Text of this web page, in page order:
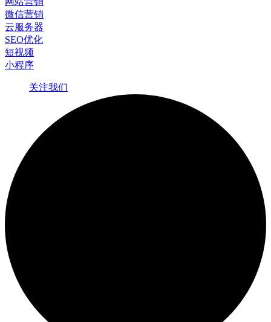
微信营销
云服务器
SEO优化
短视频
小程序
关注我们